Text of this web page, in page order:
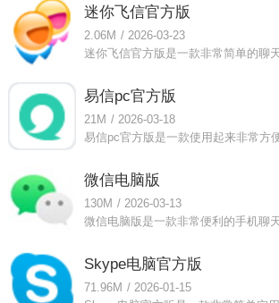
迷你飞信官方版
2.06M / 2026-03-23
易信pc官方版
21M / 2026-03-18
微信电脑版
130M / 2026-03-13
Skype电脑官方版
71.96M / 2026-01-15